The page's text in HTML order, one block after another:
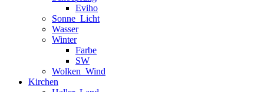
Eviho
Sonne_Licht
Wasser
Winter
Farbe
SW
Wolken_Wind
Kirchen